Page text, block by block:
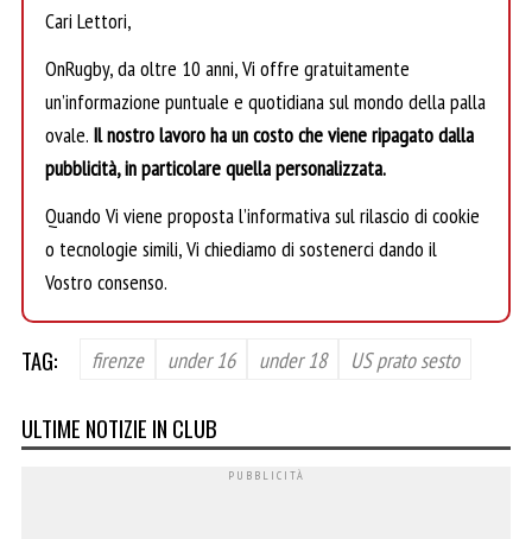
Cari Lettori,
OnRugby, da oltre 10 anni, Vi offre gratuitamente
un’informazione puntuale e quotidiana sul mondo della palla
ovale. Il nostro lavoro ha un costo che viene ripagato dalla
pubblicità, in particolare quella personalizzata.
Quando Vi viene proposta l’informativa sul rilascio di cookie
o tecnologie simili, Vi chiediamo di sostenerci dando il
Vostro consenso.
TAG: firenze under 16 under 18 US prato sesto
ULTIME NOTIZIE IN CLUB